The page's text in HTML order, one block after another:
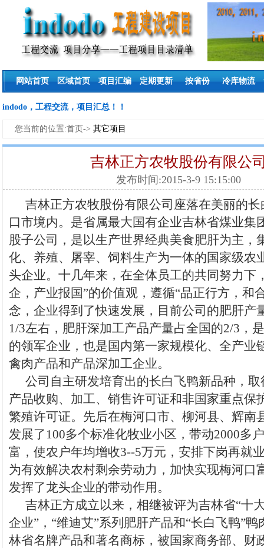
网站首页 区域首页 项目汇编 定期更新 按省份 冷库物流
indodo，工程交流，项目汇总！！
您当前的位置:首页-> 其它项目
吉林正方农牧股份有限公
发布时间:2015-3-9 15:15:00
吉林正方农牧股份有限公司座落在美丽的
口市境内。是省属最大国有企业吉林省煤业集
股子公司，是以生产世界经典美食肥肝为主，
化、养殖、屠宰、饲料生产为一体的国家级农
头企业。十几年来，在全体员工的共同努力下
企，产业报国”的价值观，遵循“品正行方，和
念，企业得到了快速发展，目前公司的肥肝产
1/3左右，肥肝深加工产品产量占全国的2/3，
的领军企业，也是国内第一家规模化、全产业
禽肉产品和产品深加工企业。
公司自主研发培育出的长白飞鸭新品种，
产品收购、加工、销售许可证和非国家重点保
繁殖许可证。先后在梅河口市、柳河县、辉南
发展了100多个标准化牧业小区，带动2000多
富，使农户年均增收3--5万元，安排下岗再就
为有效解决农村剩余劳动力，加快实现梅河口
发挥了龙头企业的带动作用。
吉林正方成立以来，相继被评为吉林省“十
企业”，“维迪艾”系列肥肝产品和“长白飞鸭”
林省名牌产品和著名商标，被国家商务部、财